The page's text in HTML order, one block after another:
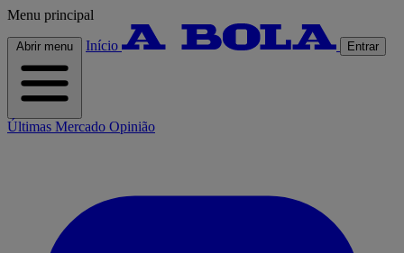
Menu principal
Abrir menu Início Entrar
Últimas Mercado Opinião